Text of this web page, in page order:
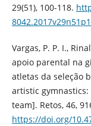
29(51), 100-118.
Vargas, P. P. I.,
apoio parental na
atletas da seleção
artistic
team]. Retos, 46,
https://doi.org/